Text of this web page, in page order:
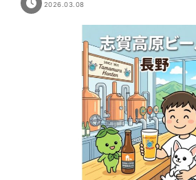
2026.03.08